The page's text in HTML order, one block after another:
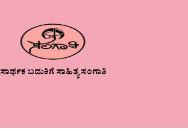
ಸಾರ್ಥಕ ಬದುಕಿಗೆ ಸಾಹಿತ್ಯ ಸಂಗಾತಿ